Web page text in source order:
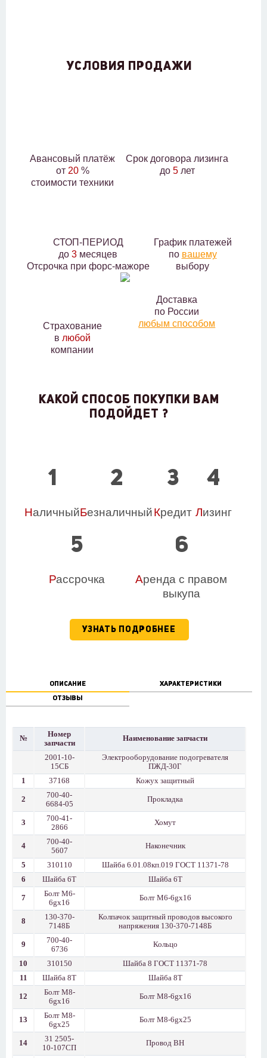
УСЛОВИЯ ПРОДАЖИ
Авансовый платёж
от 20%
стоимости техники
Срок договора лизинга
до 5лет
СТОП-ПЕРИОД
до 3 месяцев
Отсрочка при форс-мажоре
График платежей
по вашему
выбору
Страхование
в любой
компании
Доставка
по России
любым способом
КАКОЙ СПОСОБ ПОКУПКИ ВАМ
ПОДОЙДЕТ ?
1
Наличный
2
Безналичный
3
Кредит
4
Лизинг
5
Рассрочка
6
Аренда с правом
выкупа
УЗНАТЬ ПОДРОБНЕЕ
ОПИСАНИЕ ХАРАКТЕРИСТИКИ
ОТЗЫВЫ
№
Номер
запчасти
Наименование запчасти
2001-10-
15СБ
Электрооборудование подогревателя
ПЖД-30Г
1
37168 Кожух защитный
2
700-40-
6684-05
Прокладка
3
700-41-
2866
Хомут
4
700-40-
5607
Наконечник
5 310110
Шайба 6.01.08кп.019 ГОСТ 11371-78
6
Шайба 6Т Шайба 6Т
7
Болт М6-
6gx16
Болт М6-6gx16
8
130-370-
7148Б
Колпачок защитный проводов высокого
напряжения 130-370-7148Б
9
700-40-
6736
Кольцо
10 310150
Шайба 8 ГОСТ 11371-78
11
Шайба 8Т Шайба 8Т
12
Болт М8-
6gx16
Болт М8-6gx16
13
Болт М8-
6gx25
Болт М8-6gx25
14
31 2505-
10-107СП
Провод ВН